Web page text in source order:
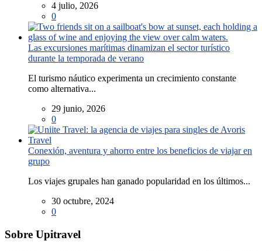
4 julio, 2026
0
Las excursiones marítimas dinamizan el sector turístico
durante la temporada de verano
El turismo náutico experimenta un crecimiento constante
como alternativa...
29 junio, 2026
0
Conexión, aventura y ahorro entre los beneficios de viajar en
grupo
Los viajes grupales han ganado popularidad en los últimos...
30 octubre, 2024
0
Sobre Upitravel